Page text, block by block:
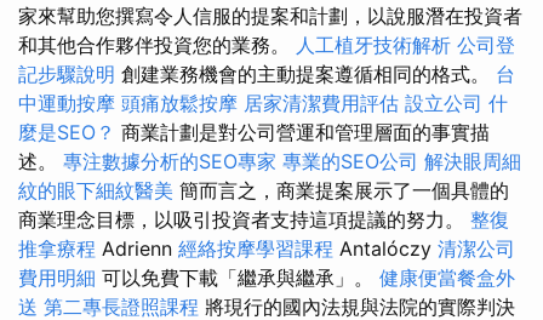
家來幫助您撰寫令人信服的提案和計劃，以說服潛在投資者
和其他合作夥伴投資您的業務。 人工植牙技術解析 公司登
記步驟說明 創建業務機會的主動提案遵循相同的格式。 台
中運動按摩 頭痛放鬆按摩 居家清潔費用評估 設立公司 什
麼是SEO？ 商業計劃是對公司營運和管理層面的事實描
述。 專注數據分析的SEO專家 專業的SEO公司 解決眼周細
紋的眼下細紋醫美 簡而言之，商業提案展示了一個具體的
商業理念目標，以吸引投資者支持這項提議的努力。 整復
推拿療程 Adrienn 經絡按摩學習課程 Antalóczy 清潔公司
費用明細 可以免費下載「繼承與繼承」。 健康便當餐盒外
送 第二專長證照課程 將現行的國內法規與法院的實際判決